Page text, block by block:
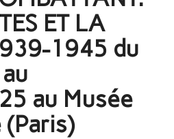
ET LA
1945 du
au Musée
(Paris)